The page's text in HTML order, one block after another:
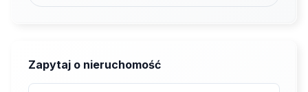
Zapytaj o nieruchomość